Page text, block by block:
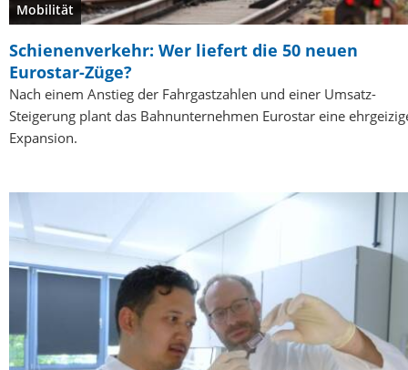
Mobilität
Schienenverkehr: Wer liefert die 50 neuen
Eurostar-Züge?
Nach einem Anstieg der Fahrgastzahlen und einer Umsatz-
Steigerung plant das Bahnunternehmen Eurostar eine
Expansion.